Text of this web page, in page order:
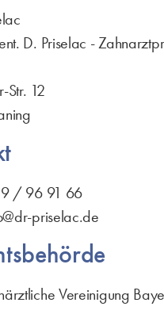
D. Priselac -
Str. 12
/ 96 91 66
priselac.de
Vereinigung